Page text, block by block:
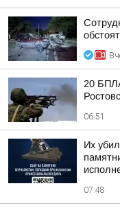
20
06:51
Их
07:48